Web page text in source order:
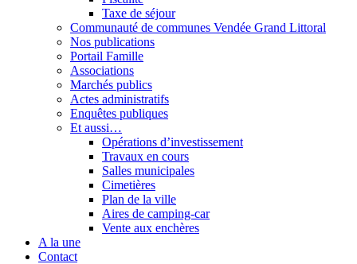
Taxe de séjour
Communauté de communes Vendée Grand Littoral
Nos publications
Portail Famille
Associations
Marchés publics
Actes administratifs
Enquêtes publiques
Et aussi…
Opérations d’investissement
Travaux en cours
Salles municipales
Cimetières
Plan de la ville
Aires de camping-car
Vente aux enchères
A la une
Contact